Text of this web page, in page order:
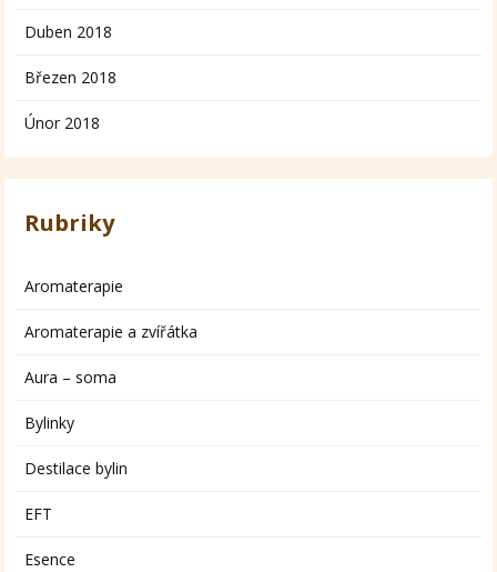
Duben 2018
Březen 2018
Únor 2018
Rubriky
Aromaterapie
Aromaterapie a zvířátka
Aura – soma
Bylinky
Destilace bylin
EFT
Esence